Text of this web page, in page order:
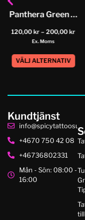
Panthera Green Soap
120,00kr – 200,00kr
Ex. Moms
VÄLJ ALTERNATIV
Kundtjänst
+4670 750 42 08
+46736802331
Mån - Sön: 08:00 -
16:00